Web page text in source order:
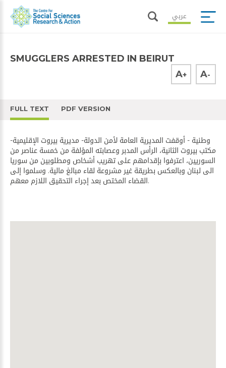
عربي
SMUGGLERS ARRESTED IN BEIRUT
A+ A-
FULL TEXT PDF VERSION
وطنية - أوقفت المديرية العامة لأمن الدولة- مديرية بيروت الإقليمية-
مكتب بيروت الثانية، الرأس المدبر وعصابته المؤلفة من خمسة عناصر من
السوريين، اعترفوا بإقدامهم على تهريب أشخاص ومطلوبين من سوريا
الى لبنان وبالعكس بطريقة غير مشروعة لقاء مبالغ مالية. وسلموا إلى
القضاء المختص بعد إجراء التحقيق اللازم معهم.